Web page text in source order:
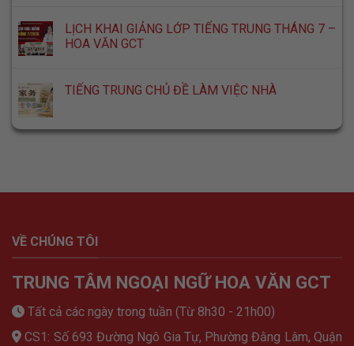
LỊCH KHAI GIẢNG LỚP TIẾNG TRUNG THÁNG 7 –
HOA VĂN GCT
TIẾNG TRUNG CHỦ ĐỀ LÀM VIỆC NHÀ
VỀ CHÚNG TÔI
TRUNG TÂM NGOẠI NGỮ HOA VĂN GCT
Tất cả các ngày trong tuần (Từ 8h30 - 21h00)
CS1: Số 693 Đường Ngô Gia Tự, Phường Đằng Lâm, Quận